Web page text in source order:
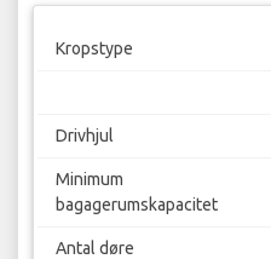
Kropstype
Drivhjul
Minimum
bagagerumskapacitet
Antal døre